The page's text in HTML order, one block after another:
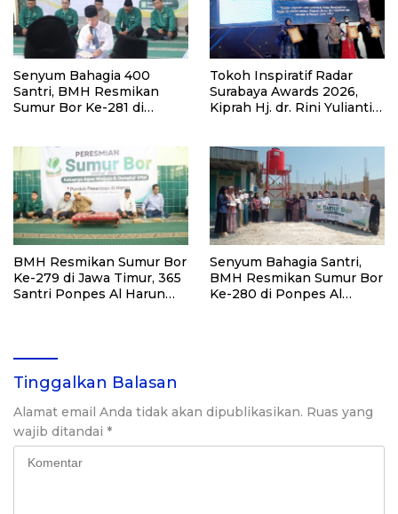
Senyum Bahagia 400
Santri, BMH Resmikan
Sumur Bor Ke-281 di
Tokoh Inspiratif Radar
Surabaya Awards 2026,
Kiprah Hj. dr. Rini Yulianti
BMH Resmikan Sumur Bor
Ke-279 di Jawa Timur, 365
Santri Ponpes Al Harun
Senyum Bahagia Santri,
BMH Resmikan Sumur Bor
Ke-280 di Ponpes Al
Tinggalkan Balasan
Alamat email Anda tidak akan dipublikasikan. Ruas yang
wajib ditandai *